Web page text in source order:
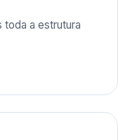
toda a estrutura